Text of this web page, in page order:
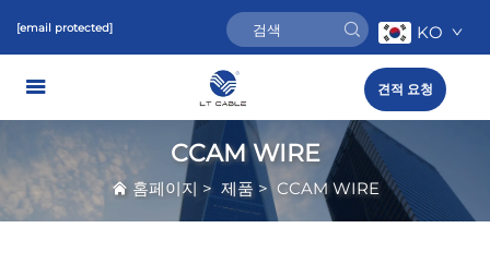
[email protected] KO
견적 요청
CCAM WIRE
홈페이지 > 제품 > CCAM WIRE